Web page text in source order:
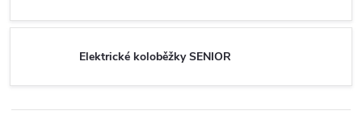
Elektrické koloběžky SENIOR